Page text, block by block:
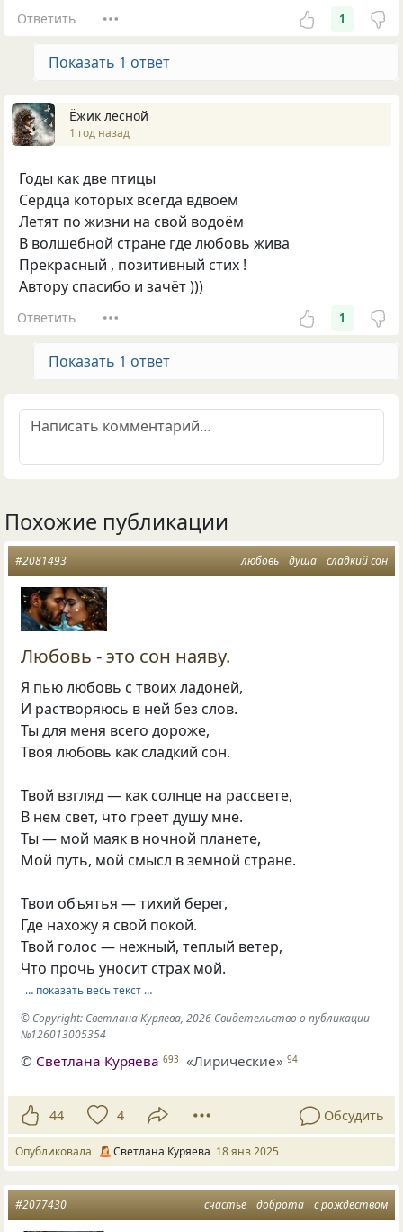
Ответить 1
Показать 1 ответ
Ёжик лесной
1 год назад
Годы как две птицы
Сердца которых всегда вдвоём
Летят по жизни на свой водоём
В волшебной стране где любовь жива
Прекрасный , позитивный стих !
Автору спасибо и зачёт )))
Ответить 1
Показать 1 ответ
Похожие публикации
любовь душа сладкий сон
#2081493
Любовь - это сон наяву.
Я пью любовь с твоих ладоней,
И растворяюсь в ней без слов.
Ты для меня всего дороже,
Твоя любовь как сладкий сон.
Твой взгляд — как солнце на рассвете,
В нем свет, что греет душу мне.
Ты — мой маяк в ночной планете,
Мой путь, мой смысл в земной стране.
Твои объятья — тихий берег,
Где нахожу я свой покой.
Твой голос — нежный, теплый ветер,
Что прочь уносит страх мой.
… показать весь текст …
© Copyright: Светлана Куряева, 2026 Свидетельство о публикации
№126013005354
© Светлана Куряева 693 «Лирические» 94
44 4 Обсудить
Опубликовала Светлана Куряева 18 янв 2025
счастье доброта с рождеством
#2077430